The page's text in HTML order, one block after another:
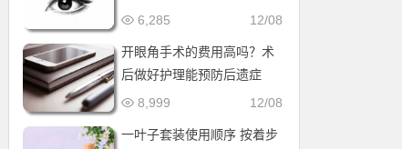
12/08
6,285
开眼角手术的费用高吗？术
后做好护理能预防后遗症
12/08
8,999
一叶子套装使用顺序 按着步